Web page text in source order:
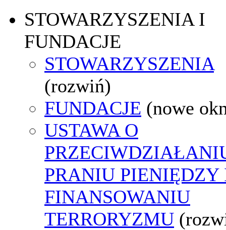
STOWARZYSZENIA I
FUNDACJE
STOWARZYSZENIA
(rozwiń)
FUNDACJE (nowe
USTAWA O
PRANIU PIENIĘDZY
FINANSOWANIU
TERRORYZMU